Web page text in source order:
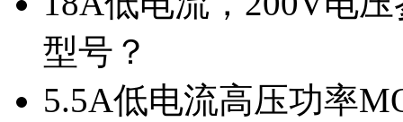
型号？
5.5A低电流高压功率